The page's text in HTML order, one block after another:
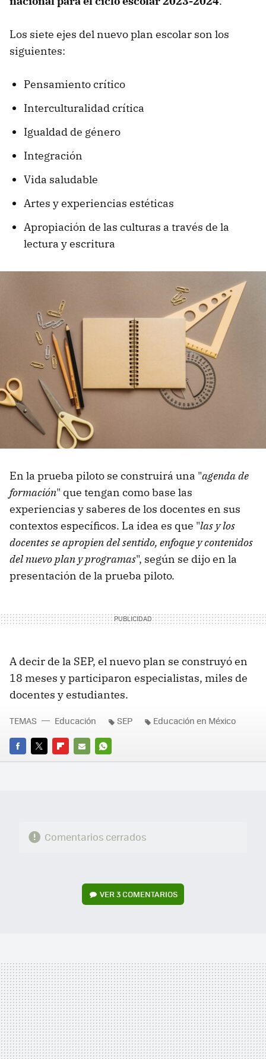
Los siete ejes del nuevo plan escolar son los
siguientes:
Pensamiento crítico
Interculturalidad crítica
Igualdad de género
Integración
Vida saludable
Artes y experiencias estéticas
Apropiación de las culturas a través de la
lectura y escritura
En la prueba piloto se construirá una "agenda de
formación" que tengan como base las
experiencias y saberes de los docentes en sus
contextos específicos. La idea es que "las y los
docentes se apropien del sentido, enfoque y contenidos
del nuevo plan y programas", según se dijo en la
presentación de la prueba piloto.
A decir de la SEP, el nuevo plan se construyó en
18 meses y participaron especialistas, miles de
docentes y estudiantes.
FACEBOOK
TWITTERFLIPBOARD
E-
WHATSAPP
TEMAS Educación SEP Educación en México
Comentarios cerrados
VER3 COMENTARIOS